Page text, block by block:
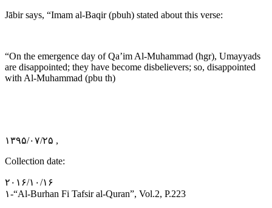
Jābir says, “Imam al-Baqir (pbuh) stated about this verse:
“On the emergence day of Qa’im Al-Muhammad (hgr), Umayyads
are disappointed; they have become disbelievers; so, disappointed
with Al-Muhammad (pbu th)
۱۳۹۵/۰۷/۲۵ ,
Collection date:
۲۰۱۶/۱۰/۱۶
۱-“Al-Burhan Fi Tafsir al-Quran”, Vol.2, P.223